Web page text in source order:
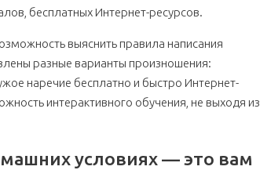
бесплатных Интернет-ресурсов.
выяснить правила написания
разные варианты произношения:
наречие бесплатно и быстро Интернет-
интерактивного обучения, не выходя из
условиях — это вам